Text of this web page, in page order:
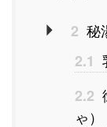
2 秘
2.1
2.2
ゃ）